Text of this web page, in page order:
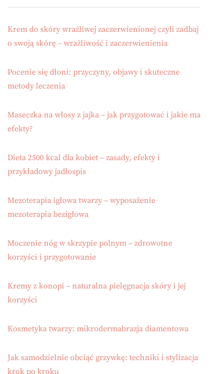
Krem do skóry wrażliwej zaczerwienionej czyli zadbaj
o swoją skórę – wrażliwość i zaczerwienienia
Pocenie się dłoni: przyczyny, objawy i skuteczne
metody leczenia
Maseczka na włosy z jajka – jak przygotować i jakie ma
efekty?
Dieta 2500 kcal dla kobiet – zasady, efekty i
przykładowy jadłospis
Mezoterapia igłowa twarzy – wyposażenie
mezoterapia bezigłowa
Moczenie nóg w skrzypie polnym – zdrowotne
korzyści i przygotowanie
Kremy z konopi – naturalna pielęgnacja skóry i jej
korzyści
Kosmetyka twarzy: mikrodermabrazja diamentowa
Jak samodzielnie obciąć grzywkę: techniki i stylizacja
krok po kroku